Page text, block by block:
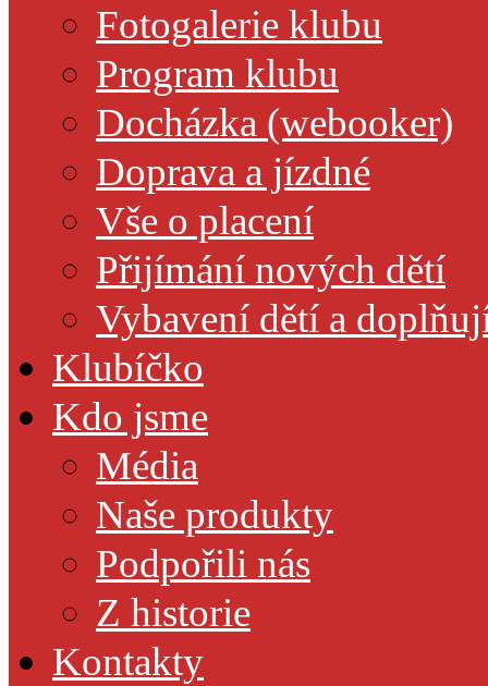
Fotogalerie klubu
Program klubu
Docházka (webooker)
Doprava a jízdné
Vše o placení
Přijímání nových dětí
Vybavení dětí a
Klubíčko
Kdo jsme
Média
Naše produkty
Podpořili nás
Z historie
Kontakty